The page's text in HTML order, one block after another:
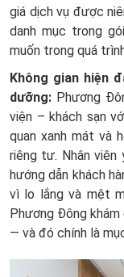
giá dịch vụ được
danh mục trong
muốn trong quá
Không gian hiện
dưỡng: Phương
viện – khách sạn
quan xanh mát và
riêng tư. Nhân
hướng dẫn khách
vì lo lắng và mệt
Phương Đông
— và đó chính là